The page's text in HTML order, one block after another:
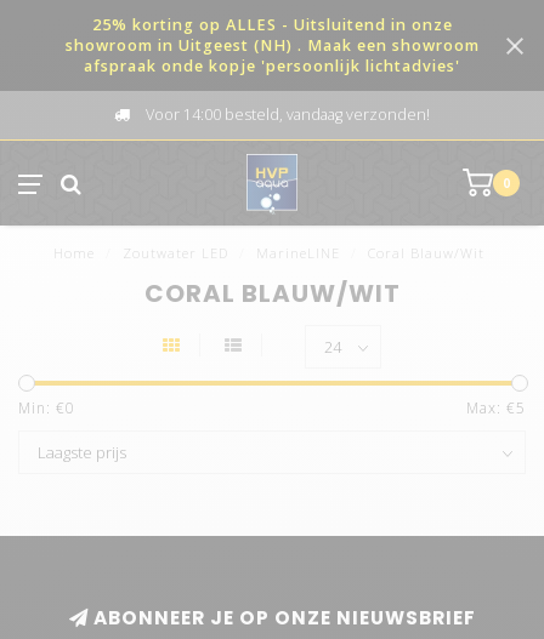
25% korting op ALLES - Uitsluitend in onze
showroom in Uitgeest (NH) . Maak een showroom
afspraak onde kopje 'persoonlijk lichtadvies'
Voor 14:00 besteld, vandaag verzonden!
0
Home Zoutwater LED MarineLINE Coral Blauw/Wit
CORAL BLAUW/WIT
Min: €0 Max: €5
ABONNEER JE OP ONZE NIEUWSBRIEF